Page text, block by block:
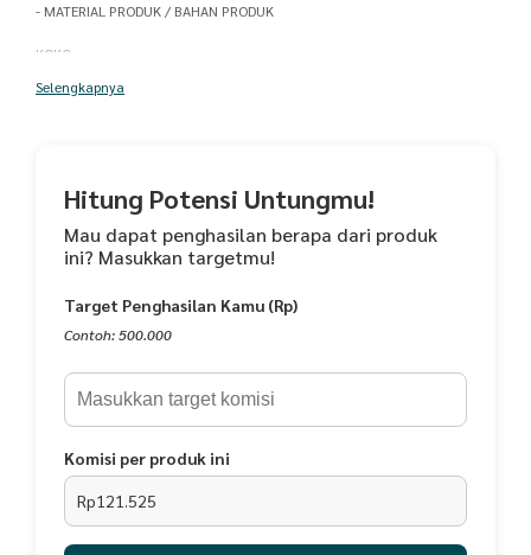
- MATERIAL PRODUK / BAHAN PRODUK
KOKO
- Detail Bahan : Jacquard x Maxmara Lux
GAMIS
- Kerah sanghai
- Bahan jatuh
- Lengan balon
Selengkapnya
Hitung Potensi Untungmu!
Mau dapat penghasilan berapa dari produk
ini? Masukkan targetmu!
Target Penghasilan Kamu (Rp)
Contoh: 500.000
Komisi per produk ini
Rp121.525